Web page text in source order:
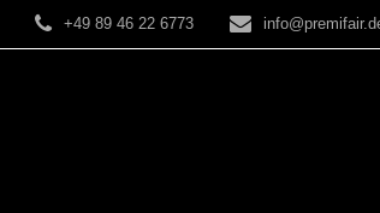
+49 89 46 22 6773